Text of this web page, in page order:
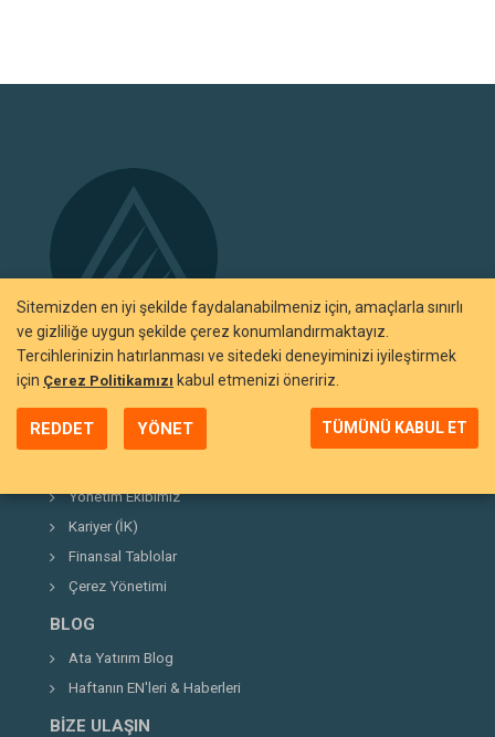
BIZI TANIYIN
Neden Ata Yatırım?
Şirket Hakkında
Yönetim Ekibimiz
Kariyer (İK)
Finansal Tablolar
Çerez Yönetimi
BLOG
Ata Yatırım Blog
Haftanın EN'leri & Haberleri
BIZE ULAŞIN
Sitemizden en iyi şekilde faydalanabilmeniz için, amaçlarla sınırlı
ve gizliliğe uygun şekilde çerez konumlandırmaktayız.
Tercihlerinizin hatırlanması ve sitedeki deneyiminizi iyileştirmek
için Çerez Politikamızı kabul etmenizi öneririz.
REDDET YÖNET TÜMÜNÜ KABUL ET